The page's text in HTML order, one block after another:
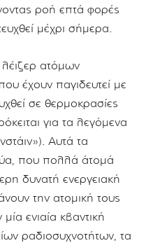
ροή επτά φορές
μέχρι σήμερα.
ατόμων
έχουν παγιδευτεί με
σε θερμοκρασίες
για τα λεγόμενα
Αυτά τα
που πολλά άτομά
δυνατή ενεργειακή
την ατομική τους
ενιαία κβαντική
ραδιοσυχνοτήτων, τα